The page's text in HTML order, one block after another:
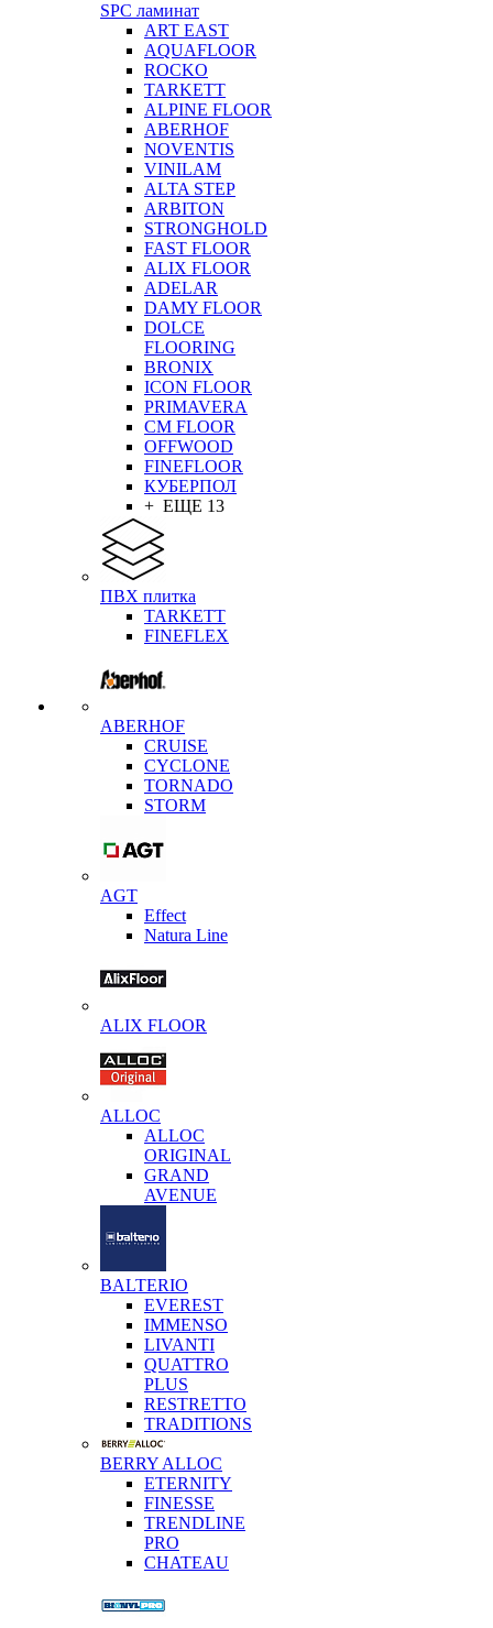
SPC ламинат
ART EAST
AQUAFLOOR
ROCKO
TARKETT
ALPINE FLOOR
ABERHOF
NOVENTIS
VINILAM
ALTA STEP
ARBITON
STRONGHOLD
FAST FLOOR
ALIX FLOOR
ADELAR
DAMY FLOOR
DOLCE
FLOORING
BRONIX
ICON FLOOR
PRIMAVERA
CM FLOOR
OFFWOOD
FINEFLOOR
КУБЕРПОЛ
+ ЕЩЕ 13
ПВХ плитка
TARKETT
FINEFLEX
ABERHOF
CRUISE
CYCLONE
TORNADO
STORM
AGT
Effect
Natura Line
ALIX FLOOR
ALLOC
ALLOC
ORIGINAL
GRAND
AVENUE
BALTERIO
EVEREST
IMMENSO
LIVANTI
QUATTRO
PLUS
RESTRETTO
TRADITIONS
BERRY ALLOC
ETERNITY
FINESSE
TRENDLINE
PRO
CHATEAU